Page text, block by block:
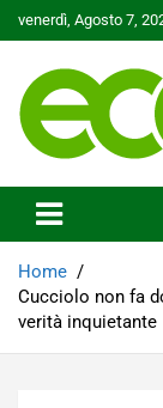
to
venerdì, Agosto 7,
Ecoo.it
Home
Cucciolo non fa
verità inquietante